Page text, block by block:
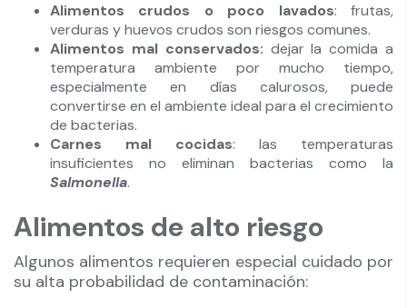
Alimentos crudos o poco lavados: frutas,
verduras y huevos crudos son riesgos comunes.
Alimentos mal conservados: dejar la comida a
temperatura ambiente por mucho tiempo,
especialmente en días calurosos, puede
convertirse en el ambiente ideal para el crecimiento
de bacterias.
Carnes mal cocidas: las temperaturas
insuficientes no eliminan bacterias como la
Salmonella.
Alimentos de alto riesgo
Algunos alimentos requieren especial cuidado por
su alta probabilidad de contaminación: